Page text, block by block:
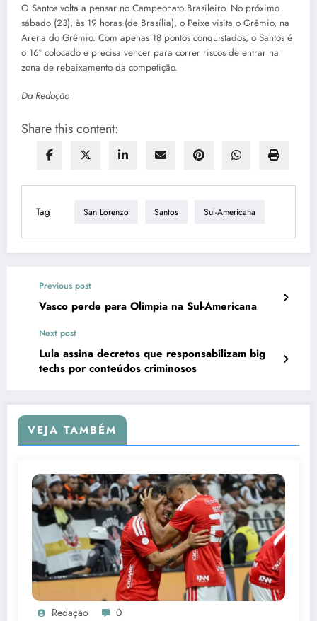
O Santos volta a pensar no Campeonato Brasileiro. No próximo
sábado (23), às 19 horas (de Brasília), o Peixe visita o Grêmio, na
Arena do Grêmio. Com apenas 18 pontos conquistados, o Santos é
o 16º colocado e precisa vencer para correr riscos de entrar na
zona de rebaixamento da competição.
Da Redação
Share this content:
Tag San Lorenzo Santos Sul-Americana
Previous post
Vasco perde para Olimpia na Sul-Americana
Next post
Lula assina decretos que responsabilizam big
techs por conteúdos criminosos
VEJA TAMBÉM
Redação 0